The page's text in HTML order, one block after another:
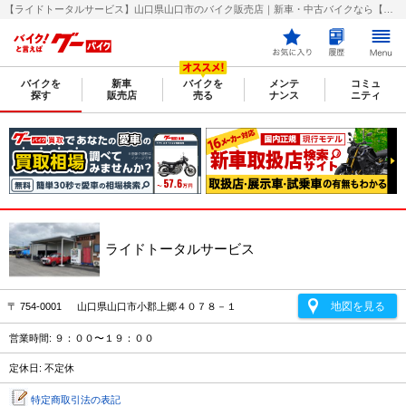
バイクを
探す
新車
販売店
バイクを
売る
メンテ
ナンス
コミュ
ニティ
ライドトータルサービス
〒 754-0001 山口県山口市小郡上郷４０７８－１ 地図を見る
営業時間: ９：００〜１９：００
定休日: 不定休
特定商取引法の表記